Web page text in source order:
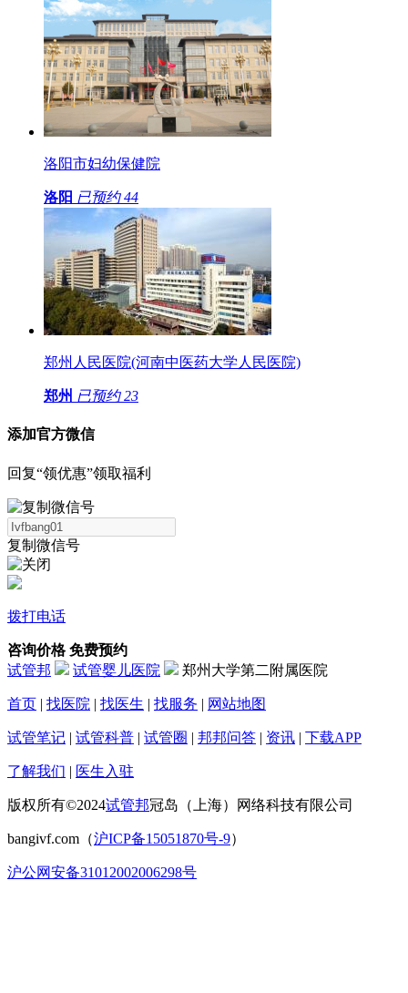
洛阳市妇幼保健院
洛阳 已预约 44
郑州人民医院(河南中医药大学人民医院)
郑州 已预约 23
添加官方微信
回复“领优惠”领取福利
复制微信号
拨打电话
咨询价格 免费预约
试管邦
试管婴儿医院 郑州大学第二附属医院
首页 | 找医院 | 找医生 | 找服务 | 网站地图
试管笔记 | 试管科普 | 试管圈 | 邦邦问答 | 资讯 | 下载APP
了解我们 | 医生入驻
版权所有©2024试管邦冠岛（上海）网络科技有限公司
bangivf.com（沪ICP备15051870号-9）
沪公网安备31012002006298号